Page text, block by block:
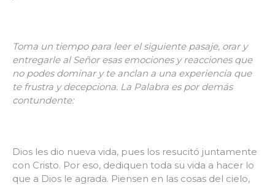
Toma un tiempo para leer el siguiente pasaje, orar y
entregarle al Señor esas emociones y reacciones que
no podes dominar y te anclan a una experiencia que
te frustra y decepciona. La Palabra es por demás
contundente:
Dios les dio nueva vida, pues los resucitó juntamente
con Cristo. Por eso, dediquen toda su vida a hacer lo
que a Dios le agrada. Piensen en las cosas del cielo,